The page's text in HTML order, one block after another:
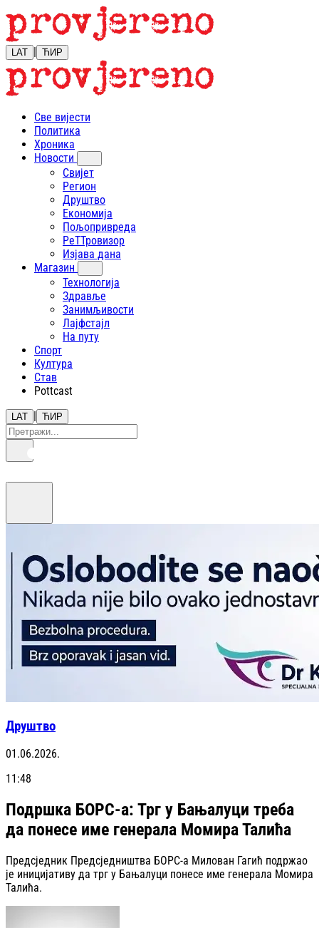
LAT | ЋИР
Све вијести
Политика
Хроника
Новости
Свијет
Регион
Друштво
Економија
Пољопривреда
РеТТровизор
Изјава дана
Магазин
Технологија
Здравље
Занимљивости
Лајфстajл
На путу
Спорт
Култура
Став
Pottcast
LAT | ЋИР
Друштво
01.06.2026.
11:48
Подршка БОРС-а: Трг у Бањалуци треба
да понесе име генерала Момира Талића
Предсједник Предсједништва БОРС-а Милован Гагић подржао
је иницијативу да трг у Бањалуци понесе име генерала Момира
Талића.